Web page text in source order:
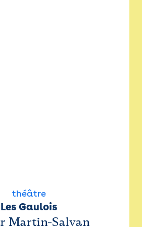
théâtre
Les Gaulois
Martin-Salvan